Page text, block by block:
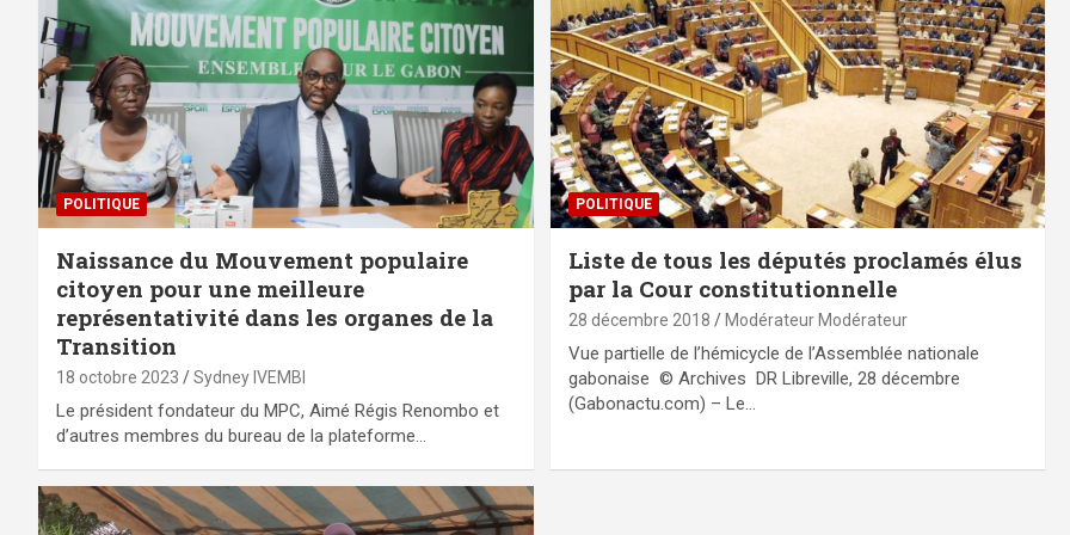
POLITIQUE
Naissance du Mouvement populaire
citoyen pour une meilleure
représentativité dans les organes de la
Transition
18 octobre 2023 Sydney IVEMBI
Le président fondateur du MPC, Aimé Régis Renombo et
d’autres membres du bureau de la plateforme…
POLITIQUE
Liste de tous les députés proclamés élus
par la Cour constitutionnelle
28 décembre 2018 Modérateur Modérateur
Vue partielle de l’hémicycle de l’Assemblée nationale
gabonaise © Archives DR Libreville, 28 décembre
(Gabonactu.com) – Le…